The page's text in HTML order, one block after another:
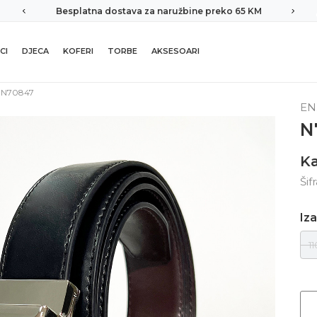
Besplatna dostava za naružbine preko 65 KM
DJECA KOFERI TORBE AKSESOARI
N70847